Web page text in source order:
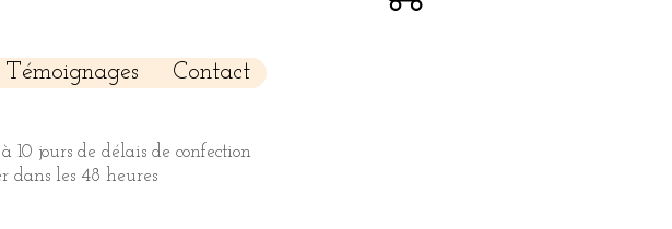
Témoignages Contact
10 jours de délais de confection
dans les 48 heures